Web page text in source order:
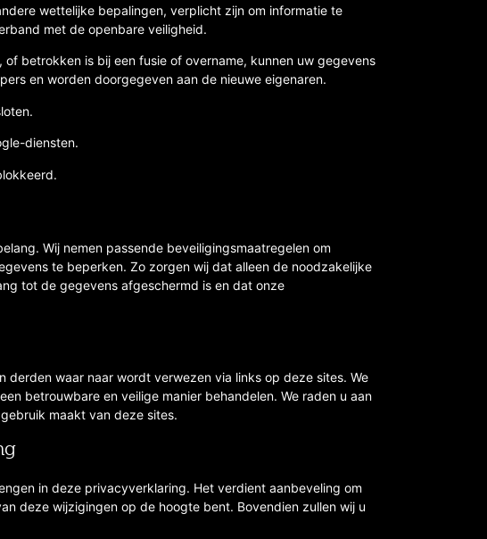
wettelijke bepalingen, verplicht zijn om informatie te
met de openbare veiligheid.
betrokken is bij een fusie of overname, kunnen uw gegevens
en worden doorgegeven aan de nieuwe eigenaren.
diensten.
Wij nemen passende beveiligingsmaatregelen om
te beperken. Zo zorgen wij dat alleen de noodzakelijke
tot de gegevens afgeschermd is en dat onze
waar naar wordt verwezen via links op deze sites. We
betrouwbare en veilige manier behandelen. We raden u aan
maakt van deze sites.
in deze privacyverklaring. Het verdient aanbeveling om
deze wijzigingen op de hoogte bent. Bovendien zullen wij u